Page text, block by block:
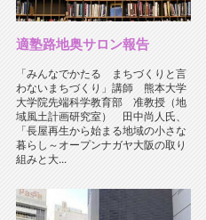
適塾路地奥サロン報告
「みんなでかたる まちづくりと言
わないまちづくり」講師 熊本大学
大学院先端科学教育部 准教授（地
域風土計画研究室） 田中尚人氏、
「長屋再生から始まる地域の小さな
暮らし～オープンナガヤ大阪の取り
組みと大...